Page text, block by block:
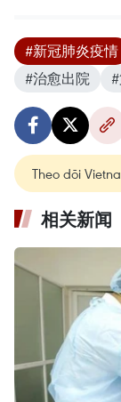
#新冠肺炎疫情
#治愈出院
Theo dõi
相关新闻